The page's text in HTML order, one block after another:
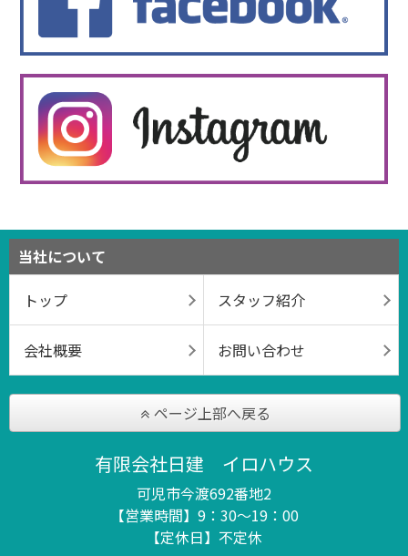
当社について
トップ
スタッフ紹介
会社概要 お問い合わせ
ページ上部へ戻る
有限会社日建 イロハウス
可児市今渡692番地2
【営業時間】9：30～19：00
【定休日】不定休